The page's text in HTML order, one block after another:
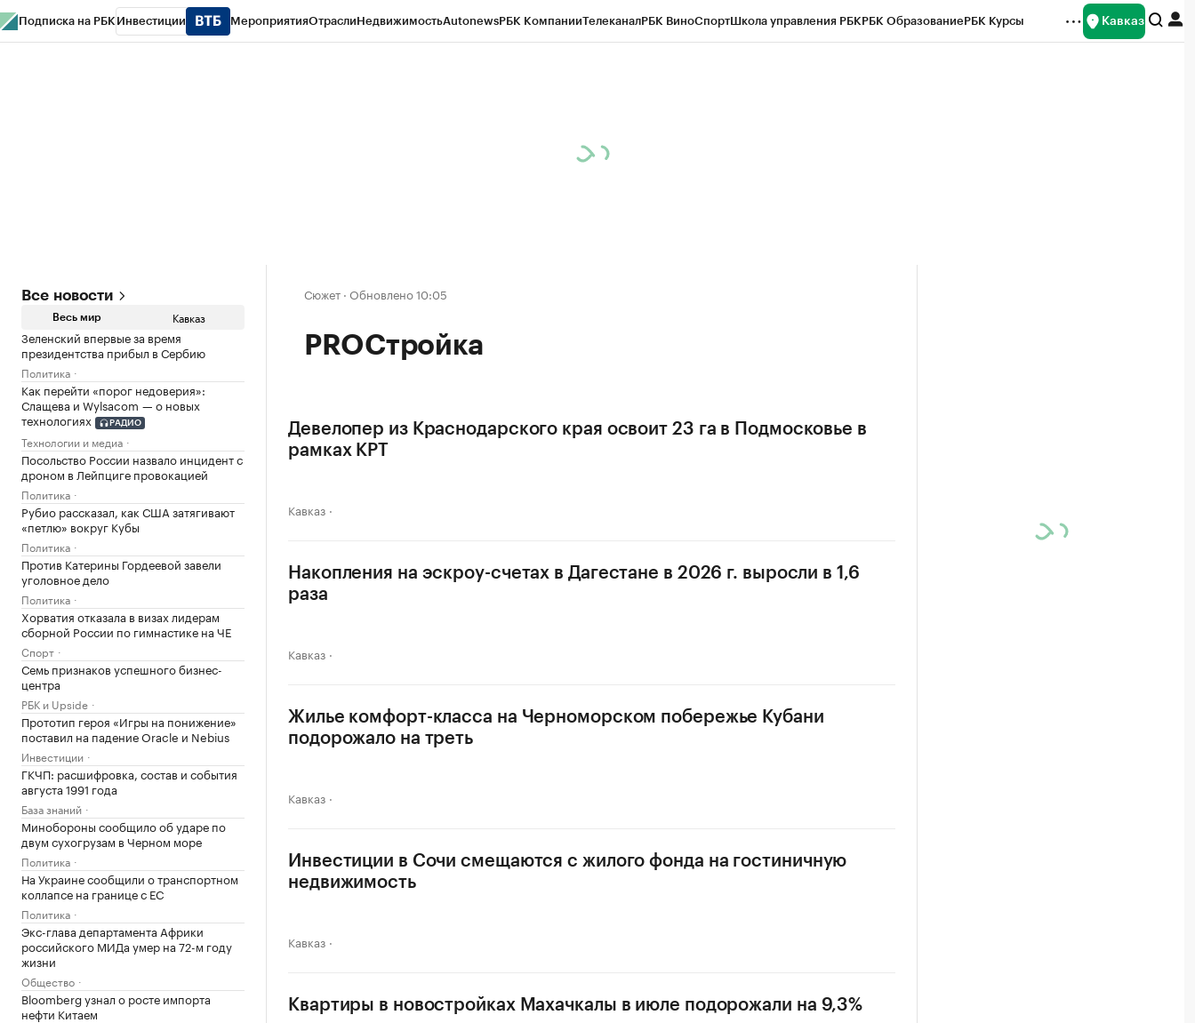
Подписка на РБК Инвестиции МероприятияОтраслиНедвижимостьAutonewsРБК КомпанииТелеканалРБК ВиноСпортШкола управления РБКРБК ОбразованиеРБК Курсы Кавказ
Все новости
Весь мир Кавказ
Зеленский впервые за время
президентства прибыл в Сербию
Политика
Как перейти «порог недоверия»:
Слащева и Wylsacom — о новых
технологиях
РАДИО
Технологии и медиа
Посольство России назвало инцидент с
дроном в Лейпциге провокацией
Политика
Рубио рассказал, как США затягивают
«петлю» вокруг Кубы
Политика
Против Катерины Гордеевой завели
уголовное дело
Политика
Хорватия отказала в визах лидерам
сборной России по гимнастике на ЧЕ
Спорт
Семь признаков успешного бизнес-
центра
РБК и Upside
Прототип героя «Игры на понижение»
поставил на падение Oracle и Nebius
Инвестиции
ГКЧП: расшифровка, состав и события
августа 1991 года
База знаний
Минобороны сообщило об ударе по
двум сухогрузам в Черном море
Политика
На Украине сообщили о транспортном
коллапсе на границе с ЕС
Политика
Экс-глава департамента Африки
российского МИДа умер на 72-м году
жизни
Общество
Bloomberg узнал о росте импорта
нефти Китаем
Сюжет · Обновлено 10:05
PROСтройка
Девелопер из Краснодарского края освоит 23 га в Подмосковье в
рамках КРТ
Кавказ
Накопления на эскроу-счетах в Дагестане в 2026 г. выросли в 1,6
раза
Кавказ
Жилье комфорт-класса на Черноморском побережье Кубани
подорожало на треть
Кавказ
Инвестиции в Сочи смещаются с жилого фонда на гостиничную
недвижимость
Кавказ
Квартиры в новостройках Махачкалы в июле подорожали на 9,3%